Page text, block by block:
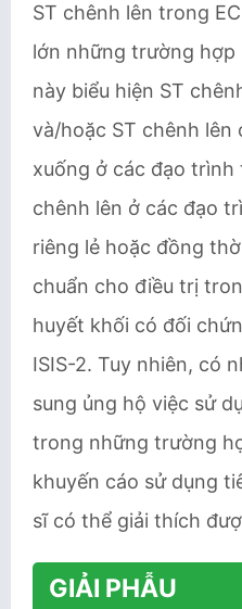
ST chênh lên trong
lớn những trường hợp
này biểu hiện ST
và/hoặc ST chênh
xuống ở các đạo trình
chênh lên ở các đạo
riêng lẻ hoặc đồng
chuẩn cho điều trị
huyết khối có đối
ISIS-2. Tuy nhiên, có
sung ủng hộ việc sử
trong những trường
khuyến cáo sử dụng
sĩ có thể giải thích
GIẢI PHẪU